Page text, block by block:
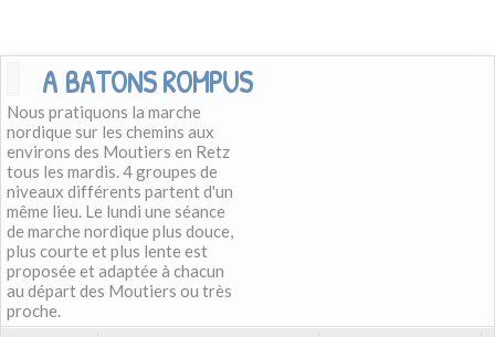
A BATONS ROMPUS
Nous pratiquons la marche
nordique sur les chemins aux
environs des Moutiers en Retz
tous les mardis. 4 groupes de
niveaux différents partent d'un
même lieu. Le lundi une séance
de marche nordique plus douce,
plus courte et plus lente est
proposée et adaptée à chacun
au départ des Moutiers ou très
proche.